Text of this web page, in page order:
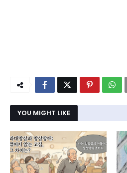
YOU MIGHT LIKE